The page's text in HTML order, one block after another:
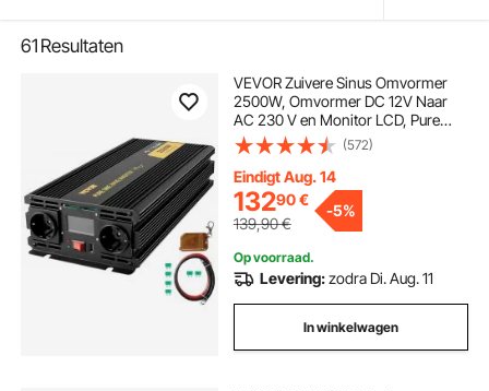
61 Resultaten
VEVOR Zuivere Sinus Omvormer
2500W, Omvormer DC 12V Naar
AC 230 V en Monitor LCD, Pure
Sinus Omvormer Piekvermogen
5000W, Spanningsomvormer Pure
Sinus en Afstandsbediening, Auto
Omvormer Veilig Huis
(572)
Eindigt Aug. 14
13290€
139,90€
-5%
Op voorraad.
Levering:zodra Di. Aug. 11
In winkelwagen